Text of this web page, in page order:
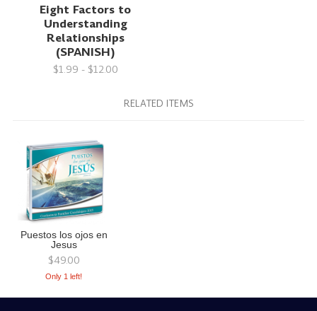
Eight Factors to
Understanding
Relationships
(SPANISH)
$1.99 - $12.00
RELATED ITEMS
Puestos los ojos en
Jesus
$49.00
Only 1 left!